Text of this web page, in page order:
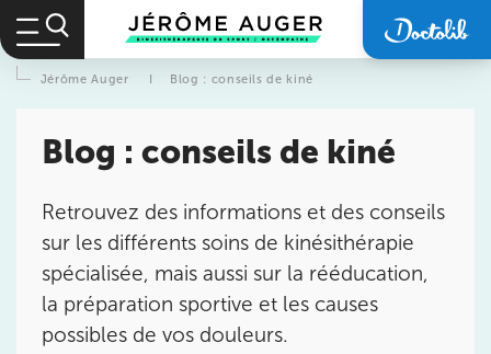
Jérôme Auger I Blog : conseils de kiné
Blog : conseils de kiné
Retrouvez des informations et des conseils
sur les différents soins de kinésithérapie
spécialisée, mais aussi sur la rééducation,
la préparation sportive et les causes
possibles de vos douleurs.